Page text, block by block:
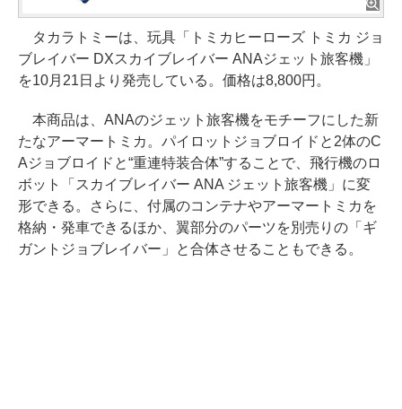
タカラトミーは、玩具「トミカヒーローズ トミカ ジョ
ブレイバー DXスカイブレイバー ANAジェット旅客機」
を10月21日より発売している。価格は8,800円。
本商品は、ANAのジェット旅客機をモチーフにした新
たなアーマートミカ。パイロットジョブロイドと2体のC
Aジョブロイドと“重連特装合体”することで、飛行機のロ
ボット「スカイブレイバー ANA ジェット旅客機」に変
形できる。さらに、付属のコンテナやアーマートミカを
格納・発車できるほか、翼部分のパーツを別売りの「ギ
ガントジョブレイバー」と合体させることもできる。